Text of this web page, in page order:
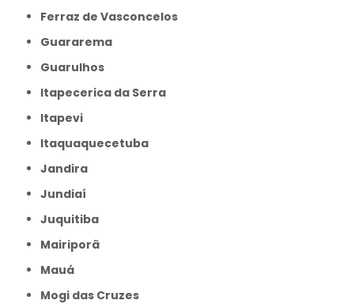
Ferraz de Vasconcelos
Guararema
Guarulhos
Itapecerica da Serra
Itapevi
Itaquaquecetuba
Jandira
Jundiaí
Juquitiba
Mairiporã
Mauá
Mogi das Cruzes